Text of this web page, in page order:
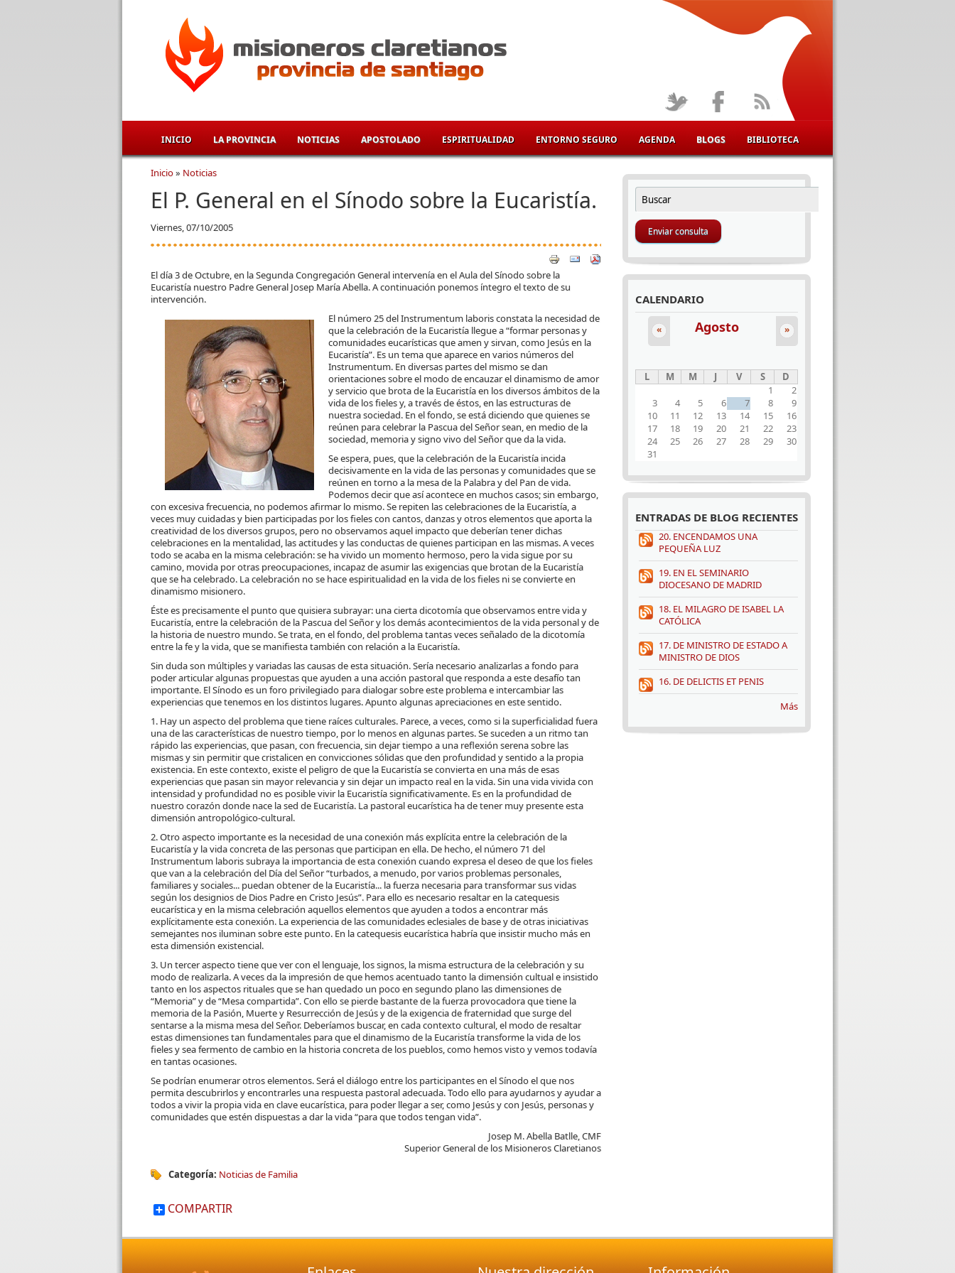
INICIO LA PROVINCIA NOTICIAS APOSTOLADO ESPIRITUALIDAD ENTORNO SEGURO AGENDA BLOGS BIBLIOTECA
Se encuentra usted aquí
Inicio» Noticias
El P. General en el Sínodo sobre la Eucaristía.
Viernes, 07/10/2005
El día 3 de Octubre, en la Segunda Congregación General intervenía en el Aula del Sínodo sobre la
Eucaristía nuestro Padre General Josep María Abella. A continuación ponemos íntegro el texto de su
intervención.
El número 25 del Instrumentum laboris constata la necesidad de
que la celebración de la Eucaristía llegue a “formar personas y
comunidades eucarísticas que amen y sirvan, como Jesús en la
Eucaristía”. Es un tema que aparece en varios números del
Instrumentum. En diversas partes del mismo se dan
orientaciones sobre el modo de encauzar el dinamismo de amor
y servicio que brota de la Eucaristía en los diversos ámbitos de la
vida de los fieles y, a través de éstos, en las estructuras de
nuestra sociedad. En el fondo, se está diciendo que quienes se
reúnen para celebrar la Pascua del Señor sean, en medio de la
sociedad, memoria y signo vivo del Señor que da la vida.
Se espera, pues, que la celebración de la Eucaristía incida
decisivamente en la vida de las personas y comunidades que se
reúnen en torno a la mesa de la Palabra y del Pan de vida.
Podemos decir que así acontece en muchos casos; sin embargo,
con excesiva frecuencia, no podemos afirmar lo mismo. Se repiten las celebraciones de la Eucaristía, a
veces muy cuidadas y bien participadas por los fieles con cantos, danzas y otros elementos que aporta la
creatividad de los diversos grupos, pero no observamos aquel impacto que deberían tener dichas
celebraciones en la mentalidad, las actitudes y las conductas de quienes participan en las mismas. A veces
todo se acaba en la misma celebración: se ha vivido un momento hermoso, pero la vida sigue por su
camino, movida por otras preocupaciones, incapaz de asumir las exigencias que brotan de la Eucaristía
que se ha celebrado. La celebración no se hace espiritualidad en la vida de los fieles ni se convierte en
dinamismo misionero.
Éste es precisamente el punto que quisiera subrayar: una cierta dicotomía que observamos entre vida y
Eucaristía, entre la celebración de la Pascua del Señor y los demás acontecimientos de la vida personal y de
la historia de nuestro mundo. Se trata, en el fondo, del problema tantas veces señalado de la dicotomía
entre la fe y la vida, que se manifiesta también con relación a la Eucaristía.
Sin duda son múltiples y variadas las causas de esta situación. Sería necesario analizarlas a fondo para
poder articular algunas propuestas que ayuden a una acción pastoral que responda a este desafío tan
importante. El Sínodo es un foro privilegiado para dialogar sobre este problema e intercambiar las
experiencias que tenemos en los distintos lugares. Apunto algunas apreciaciones en este sentido.
1. Hay un aspecto del problema que tiene raíces culturales. Parece, a veces, como si la superficialidad fuera
una de las características de nuestro tiempo, por lo menos en algunas partes. Se suceden a un ritmo tan
rápido las experiencias, que pasan, con frecuencia, sin dejar tiempo a una reflexión serena sobre las
mismas y sin permitir que cristalicen en convicciones sólidas que den profundidad y sentido a la propia
existencia. En este contexto, existe el peligro de que la Eucaristía se convierta en una más de esas
experiencias que pasan sin mayor relevancia y sin dejar un impacto real en la vida. Sin una vida vivida con
intensidad y profundidad no es posible vivir la Eucaristía significativamente. Es en la profundidad de
nuestro corazón donde nace la sed de Eucaristía. La pastoral eucarística ha de tener muy presente esta
dimensión antropológico-cultural.
2. Otro aspecto importante es la necesidad de una conexión más explícita entre la celebración de la
Eucaristía y la vida concreta de las personas que participan en ella. De hecho, el número 71 del
Instrumentum laboris subraya la importancia de esta conexión cuando expresa el deseo de que los fieles
que van a la celebración del Día del Señor “turbados, a menudo, por varios problemas personales,
familiares y sociales... puedan obtener de la Eucaristía... la fuerza necesaria para transformar sus vidas
según los designios de Dios Padre en Cristo Jesús”. Para ello es necesario resaltar en la catequesis
eucarística y en la misma celebración aquellos elementos que ayuden a todos a encontrar más
explícitamente esta conexión. La experiencia de las comunidades eclesiales de base y de otras iniciativas
semejantes nos iluminan sobre este punto. En la catequesis eucarística habría que insistir mucho más en
esta dimensión existencial.
3. Un tercer aspecto tiene que ver con el lenguaje, los signos, la misma estructura de la celebración y su
modo de realizarla. A veces da la impresión de que hemos acentuado tanto la dimensión cultual e insistido
tanto en los aspectos rituales que se han quedado un poco en segundo plano las dimensiones de
“Memoria” y de “Mesa compartida”. Con ello se pierde bastante de la fuerza provocadora que tiene la
memoria de la Pasión, Muerte y Resurrección de Jesús y de la exigencia de fraternidad que surge del
sentarse a la misma mesa del Señor. Deberíamos buscar, en cada contexto cultural, el modo de resaltar
estas dimensiones tan fundamentales para que el dinamismo de la Eucaristía transforme la vida de los
fieles y sea fermento de cambio en la historia concreta de los pueblos, como hemos visto y vemos todavía
en tantas ocasiones.
Se podrían enumerar otros elementos. Será el diálogo entre los participantes en el Sínodo el que nos
permita descubrirlos y encontrarles una respuesta pastoral adecuada. Todo ello para ayudarnos y ayudar a
todos a vivir la propia vida en clave eucarística, para poder llegar a ser, como Jesús y con Jesús, personas y
comunidades que estén dispuestas a dar la vida “para que todos tengan vida”.
Josep M. Abella Batlle, CMF
Superior General de los Misioneros Claretianos
Categoría: Noticias de Familia
COMPARTIR
FORMULARIO DE BÚSQUEDA
Buscar
CALENDARIO
Agosto
« »
L M M J V S
D
1
2
3
4 5 6 7 8
9
10
11 12 13 14 15
16
17
18 19 20 21 22
23
24
25 26 27 28 29
30
31
ENTRADAS DE BLOG RECIENTES
20. ENCENDAMOS UNA
PEQUEÑA LUZ
19. EN EL SEMINARIO
DIOCESANO DE MADRID
18. EL MILAGRO DE ISABEL LA
CATÓLICA
17. DE MINISTRO DE ESTADO A
MINISTRO DE DIOS
16. DE DELICTIS ET PENIS
Más